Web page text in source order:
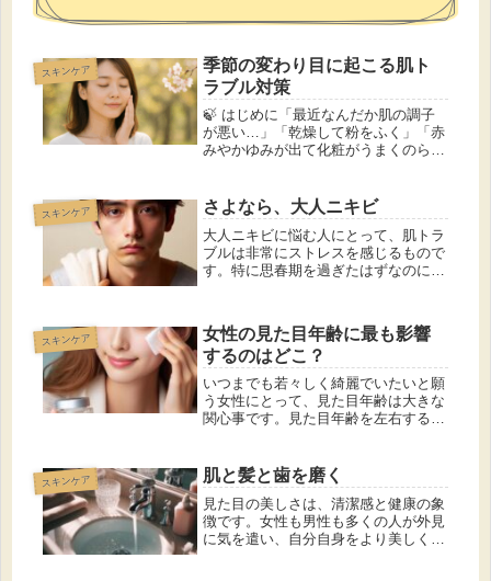
スキンケア
季節の変わり目に起こる肌ト
ラブル対策
🍃 はじめに「最近なんだか肌の調子
が悪い…」「乾燥して粉をふく」「赤
みやかゆみが出て化粧がうまくのらな
が感じる“揺らぎ肌”のサインです。春
から夏、夏から秋、秋から冬へと移
り...
スキンケア さよなら、大人ニキビ
大人ニキビに悩む人にとって、肌トラ
ブルは非常にストレスを感じるもので
す。特に思春期を過ぎたはずなのに、
らないことも多いでしょう。 この記
事では、大人ニキビの原因や種類、男
女...
スキンケア
女性の見た目年齢に最も影響
するのはどこ？
いつまでも若々しく綺麗でいたいと願
う女性にとって、見た目年齢は大きな
関心事です。見た目年齢を左右する要
顔のどの部分が見た目年齢に最も影響
を与えるのか、その部分を若々しく保
つ...
スキンケア 肌と髪と歯を磨く
見た目の美しさは、清潔感と健康の象
徴です。女性も男性も多くの人が外見
に気を遣い、自分自身をより美しく見